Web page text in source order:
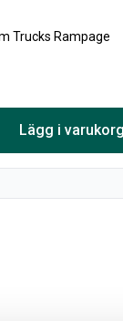
5 665 kr
Trucks Rampage
Lägg i varukorg